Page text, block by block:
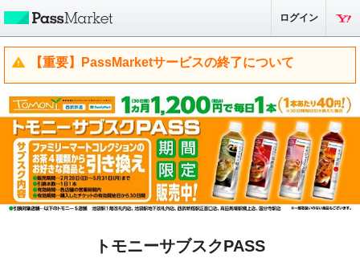
ログイン
【重要】PassMarketサービスの終了について
トモニーサブスクPASS